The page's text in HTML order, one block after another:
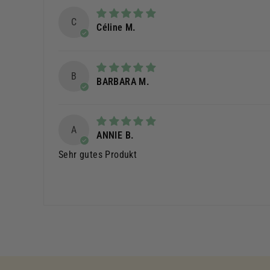
C Céline M.
B BARBARA M.
A
ANNIE B.
Sehr gutes Produkt